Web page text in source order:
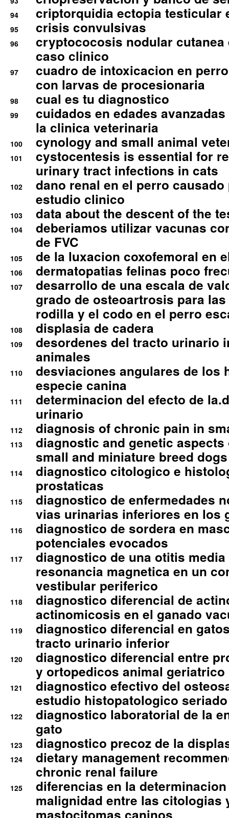
94 criptorquidia ectopia testicular
95 crisis convulsivas
96
cryptococosis nodular cutanea
caso clinico
97
cuadro de intoxicacion en
con larvas de procesionaria
98 cual es tu diagnostico
99
cuidados en edades
la clinica veterinaria
100 cynology and small animal
101
cystocentesis is essential for
urinary tract infections in cats
102
dano renal en el perro
estudio clinico
103 data about the descent of the
104
deberiamos utilizar vacunas
de FVC
105 de la luxacion coxofemoral en
106 dermatopatias felinas poco
107
desarrollo de una escala de
grado de osteoartrosis para
rodilla y el codo en el perro
108 displasia de cadera
109
desordenes del tracto urinario
animales
110
desviaciones angulares de los
especie canina
111
determinacion del efecto de
urinario
112 diagnosis of chronic pain in
113
diagnostic and genetic
small and miniature breed
114
diagnostico citologico e
prostaticas
115
diagnostico de enfermedades
vias urinarias inferiores en los
116
diagnostico de sordera en
potenciales evocados
117
diagnostico de una otitis
resonancia magnetica en un
vestibular periferico
118
diagnostico diferencial de
actinomicosis en el ganado
119
diagnostico diferencial en
tracto urinario inferior
120
diagnostico diferencial entre
y ortopedicos animal geriatrico
121
diagnostico efectivo del
estudio histopatologico seriado
122
diagnostico laboratorial de la
gato
123 diagnostico precoz de la
124
dietary management
chronic renal failure
125
diferencias en la
malignidad entre las citologias
mastocitomas caninos